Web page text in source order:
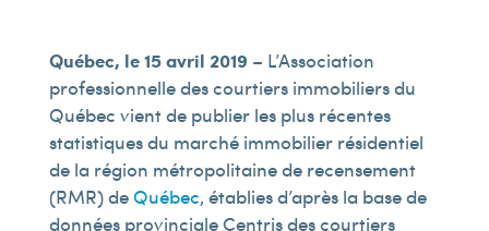
Québec, le 15 avril 2019 – L’Association
professionnelle des courtiers immobiliers du
Québec vient de publier les plus récentes
statistiques du marché immobilier résidentiel
de la région métropolitaine de recensement
(RMR) deQuébec, établies d’après la base de
données provinciale Centris des courtiers